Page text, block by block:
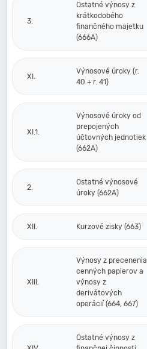
3.
Ostatné výnosy z
krátkodobého
finančného majetku
(666A)
XI.
Výnosové úroky (r.
40 + r. 41)
XI.1.
Výnosové úroky od
prepojených
účtovných jednotiek
(662A)
2.
Ostatné výnosové
úroky (662A)
XII. Kurzové zisky (663)
XIII.
Výnosy z precenenia
cenných papierov a
výnosy z
derivátových
operácií (664, 667)
Ostatné výnosy z